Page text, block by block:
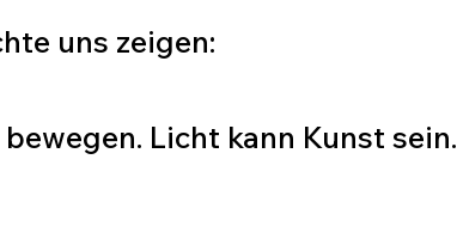
uns zeigen:
Licht kann Kunst sein.